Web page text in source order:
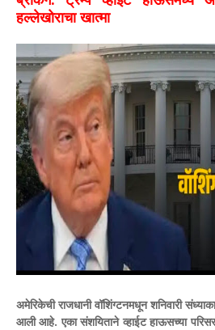
हल्लेखोराचा खात्मा
अमेरिकेची राजधानी वॉशिंग्टनमधून शनिवारी
आली आहे. एका संशयिताने व्हाईट हाऊसच्या